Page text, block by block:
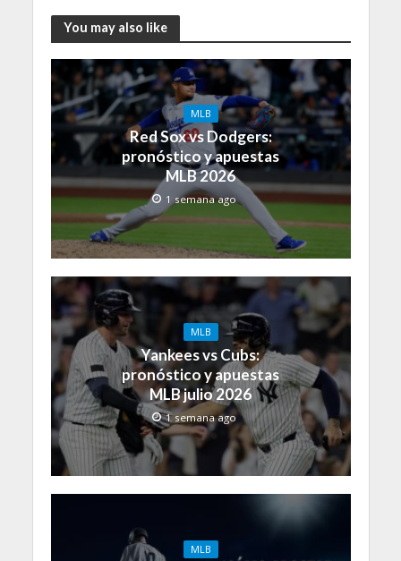
You may also like
MLB
Red Sox vs Dodgers:
pronóstico y apuestas
MLB 2026
1 semana ago
MLB
Yankees vs Cubs:
pronóstico y apuestas
MLB julio 2026
1 semana ago
MLB